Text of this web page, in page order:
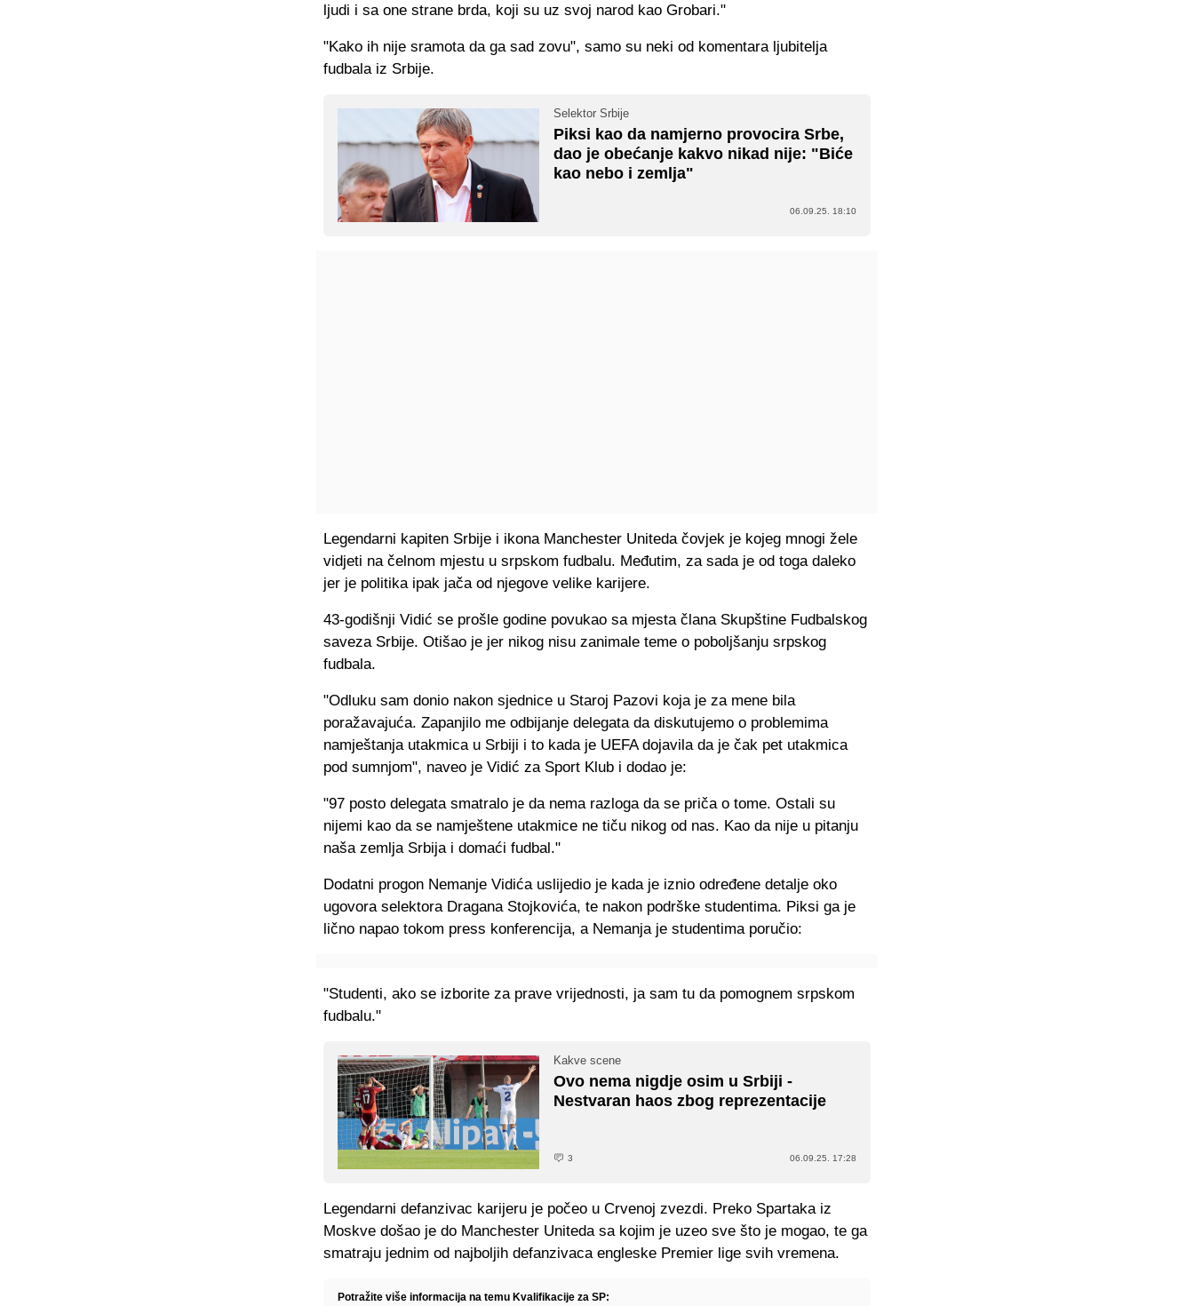
ljudi i sa one strane brda, koji su uz svoj narod kao Grobari."
"Kako ih nije sramota da ga sad zovu", samo su neki od komentara ljubitelja
fudbala iz Srbije.
Selektor Srbije
Piksi kao da namjerno provocira Srbe,
dao je obećanje kakvo nikad nije: "Biće
kao nebo i zemlja"
06.09.25. 18:10
Legendarni kapiten Srbije i ikona Manchester Uniteda čovjek je kojeg mnogi žele
vidjeti na čelnom mjestu u srpskom fudbalu. Međutim, za sada je od toga daleko
jer je politika ipak jača od njegove velike karijere.
43-godišnji Vidić se prošle godine povukao sa mjesta člana Skupštine Fudbalskog
saveza Srbije. Otišao je jer nikog nisu zanimale teme o poboljšanju srpskog
fudbala.
"Odluku sam donio nakon sjednice u Staroj Pazovi koja je za mene bila
poražavajuća. Zapanjilo me odbijanje delegata da diskutujemo o problemima
namještanja utakmica u Srbiji i to kada je UEFA dojavila da je čak pet utakmica
pod sumnjom", naveo je Vidić za Sport Klub i dodao je:
"97 posto delegata smatralo je da nema razloga da se priča o tome. Ostali su
nijemi kao da se namještene utakmice ne tiču nikog od nas. Kao da nije u pitanju
naša zemlja Srbija i domaći fudbal."
Dodatni progon Nemanje Vidića uslijedio je kada je iznio određene detalje oko
ugovora selektora Dragana Stojkovića, te nakon podrške studentima. Piksi ga je
lično napao tokom press konferencija, a Nemanja je studentima poručio:
"Studenti, ako se izborite za prave vrijednosti, ja sam tu da pomognem srpskom
fudbalu."
Kakve scene
Ovo nema nigdje osim u Srbiji -
Nestvaran haos zbog reprezentacije
3 06.09.25. 17:28
Legendarni defanzivac karijeru je počeo u Crvenoj zvezdi. Preko Spartaka iz
Moskve došao je do Manchester Uniteda sa kojim je uzeo sve što je mogao, te ga
smatraju jednim od najboljih defanzivaca engleske Premier lige svih vremena.
Potražite više informacija na temu Kvalifikacije za SP: